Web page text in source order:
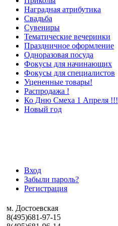
Наградная атрибутика
Свадьба
Сувениры
Тематические вечеринки
Праздничное оформление
Одноразовая посуда
Фокусы для начинающих
Фокусы для специалистов
Уцененные товары!
Распродажа !
Ко Дню Смеха 1 Апреля !!!
Новый год
Вход
Забыли пароль?
Регистрация
м. Достоевская
8(495)681-97-15